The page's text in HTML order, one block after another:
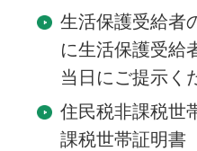
生活保護受給者
に生活保護受給
当日にご提示く
住民税非課税世
課税世帯証明書